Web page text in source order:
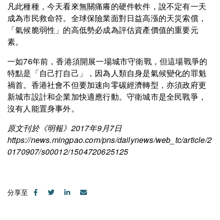
凡此種種，今天看來無關痛癢的硬件軟件，說不定有一天
成為市民救命符。全球保險業面對日益高漲的天災索償，
「氣候脆弱性」的高低勢必成為評估資產價值的重要元
素。
一如76年前，香港須開展一場城市守衛戰，但這場戰爭的
特點是「自己打自己」，因為人類自身是氣候變化的罪魁
禍首。香港社會不但要加速向零碳經濟轉型，亦須政府更
新城市設計和企業加快適應行動。守衛城市是全民戰爭，
沒有人能置身事外。
原文刊於《明報》2017年9月7日
https://news.mingpao.com/pns/dailynews/web_tc/article/2
0170907/s00012/1504720625125
分享至